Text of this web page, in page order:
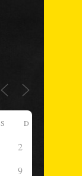
S D
2
9